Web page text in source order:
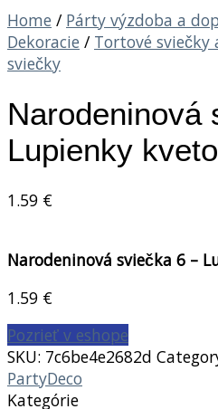
Home / Párty výzdoba a
Dekoracie / Tortové sviečky
sviečky
Narodeninová
Lupienky
1.59 €
Narodeninová sviečka 6 –
1.59 €
Pozrieť v eshope
SKU: 7c6be4e2682d
PartyDeco
Kategórie